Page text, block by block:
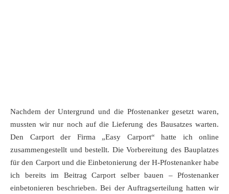
Nachdem der Untergrund und die Pfostenanker gesetzt waren,
mussten wir nur noch auf die Lieferung des Bausatzes warten.
Den Carport der Firma „Easy Carport“ hatte ich online
zusammengestellt und bestellt. Die Vorbereitung des Bauplatzes
für den Carport und die Einbetonierung der H-Pfostenanker habe
ich bereits im Beitrag Carport selber bauen – Pfostenanker
einbetonieren beschrieben. Bei der Auftragserteilung hatten wir